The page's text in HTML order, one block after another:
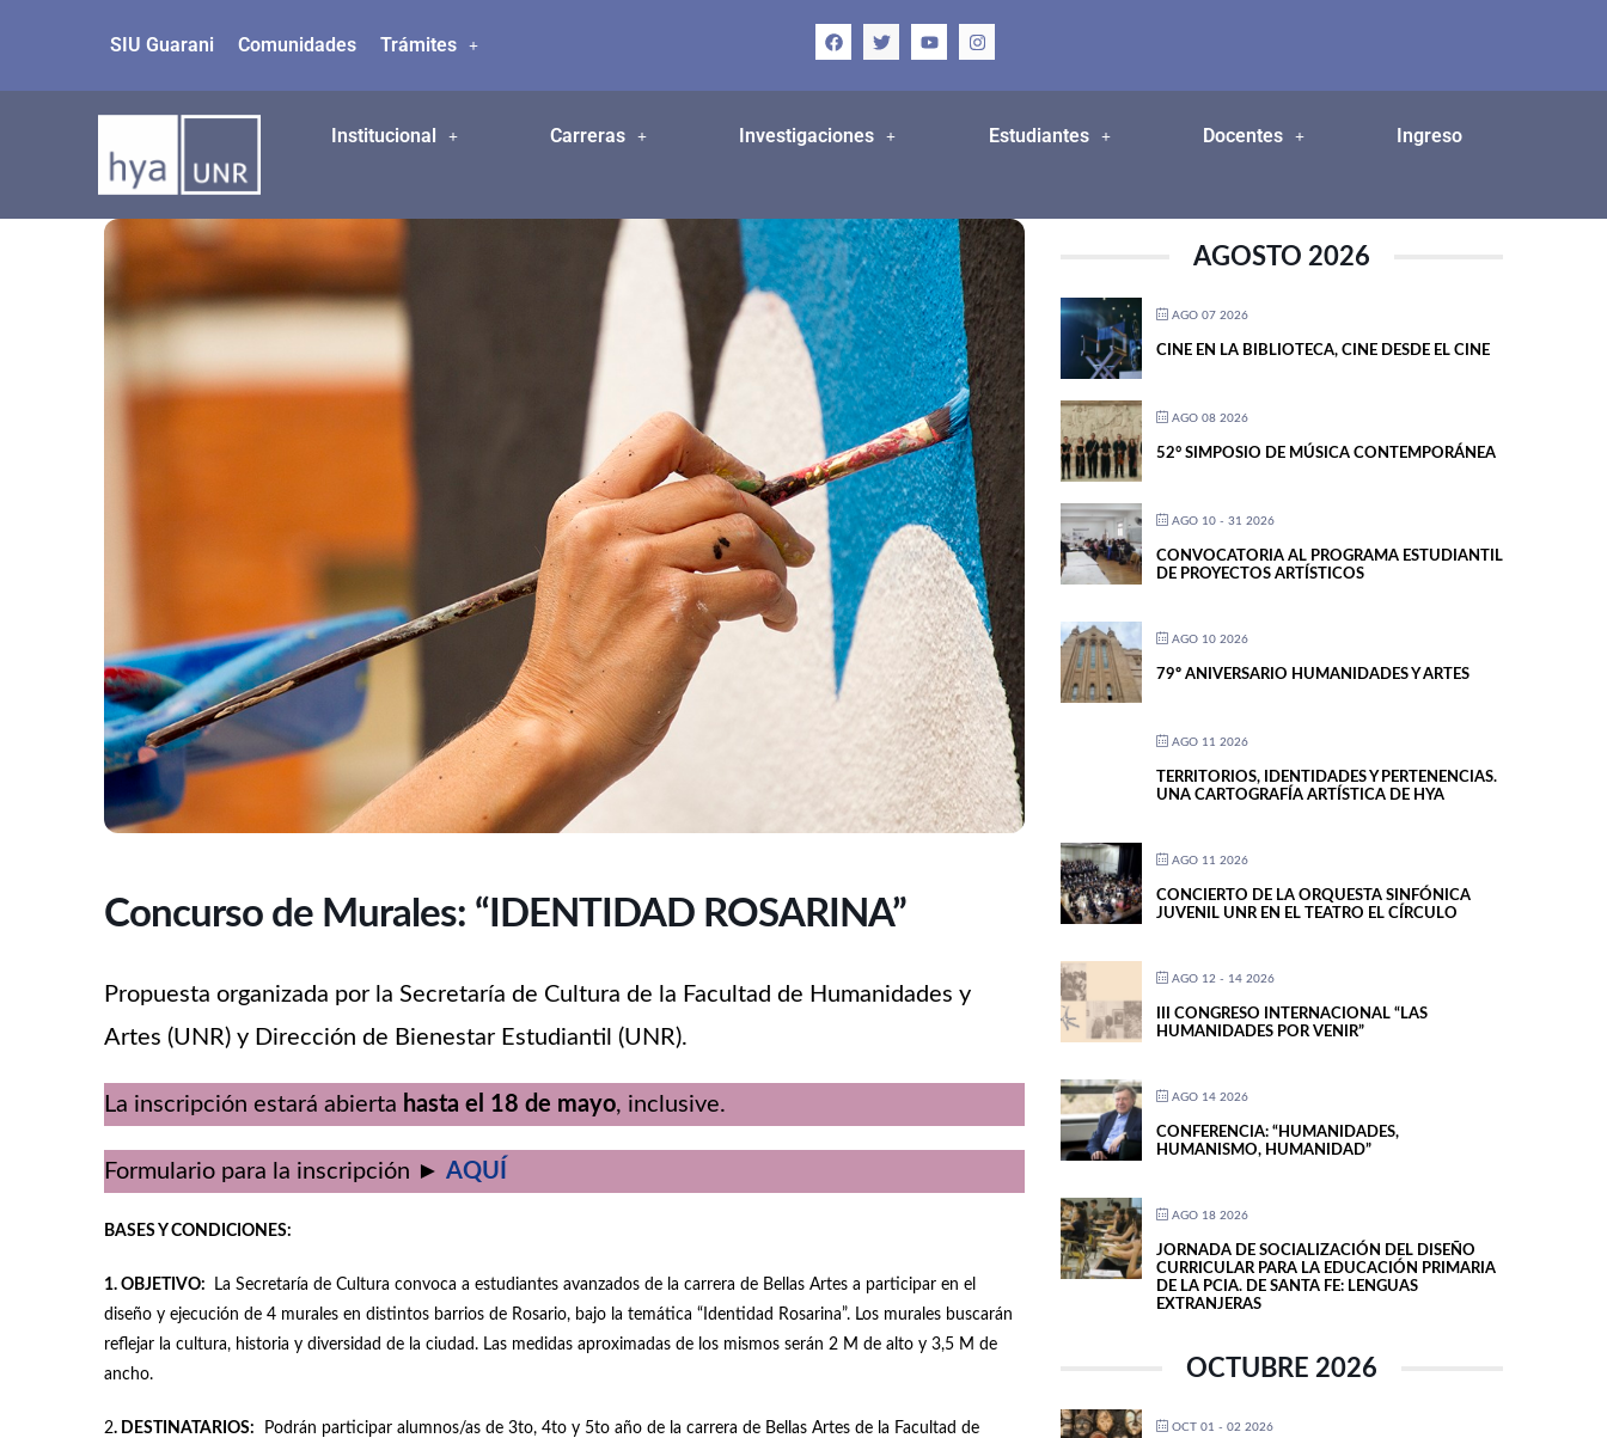
al
SIU Guarani Comunidades Trámites
Institucional Carreras Investigaciones Estudiantes Docentes Ingreso
Concurso de Murales: “IDENTIDAD ROSARINA”
Propuesta organizada por la Secretaría de Cultura de la Facultad de Humanidades y
Artes (UNR) y Dirección de Bienestar Estudiantil (UNR).
La inscripción estará abierta hasta el 18 de mayo, inclusive.
Formulario para la inscripción ► AQUÍ
BASES Y CONDICIONES:
1. OBJETIVO:
La Secretaría de Cultura convoca a estudiantes avanzados de la carrera de Bellas Artes a participar en el
diseño y ejecución de 4 murales en distintos barrios de Rosario, bajo la temática “Identidad Rosarina”. Los murales buscarán
reflejar la cultura, historia y diversidad de la ciudad. Las medidas aproximadas de los mismos serán 2 M de alto y 3,5 M de
ancho.
2. DESTINATARIOS: Podrán participar alumnos/as de 3to, 4to y 5to año de la carrera de Bellas Artes de la Facultad de
AGOSTO 2026
AGO 07 2026
CINE EN LA BIBLIOTECA, CINE DESDE EL CINE
AGO 08 2026
52° SIMPOSIO DE MÚSICA CONTEMPORÁNEA
AGO 10 - 31 2026
CONVOCATORIA AL PROGRAMA ESTUDIANTIL
DE PROYECTOS ARTÍSTICOS
AGO 10 2026
79º ANIVERSARIO HUMANIDADES Y ARTES
AGO 11 2026
TERRITORIOS, IDENTIDADES Y PERTENENCIAS.
UNA CARTOGRAFÍA ARTÍSTICA DE HYA
AGO 11 2026
CONCIERTO DE LA ORQUESTA SINFÓNICA
JUVENIL UNR EN EL TEATRO EL CÍRCULO
AGO 12 - 14 2026
III CONGRESO INTERNACIONAL “LAS
HUMANIDADES POR VENIR”
AGO 14 2026
CONFERENCIA: “HUMANIDADES,
HUMANISMO, HUMANIDAD”
AGO 18 2026
JORNADA DE SOCIALIZACIÓN DEL DISEÑO
CURRICULAR PARA LA EDUCACIÓN PRIMARIA
DE LA PCIA. DE SANTA FE: LENGUAS
EXTRANJERAS
OCTUBRE 2026
OCT 01 - 02 2026